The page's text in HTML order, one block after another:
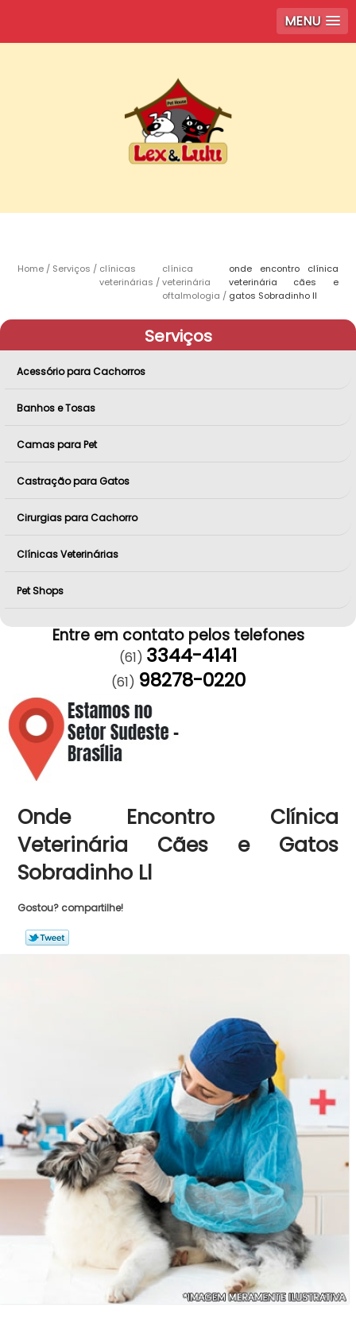
MENU
Home Serviços
clínicas
veterinárias
clínica
veterinária
oftalmologia
onde encontro clínica
veterinária cães e
gatos Sobradinho ll
Serviços
Acessório para Cachorros
Banhos e Tosas
Camas para Pet
Castração para Gatos
Cirurgias para Cachorro
Clínicas Veterinárias
Pet Shops
Entre em contato pelos telefones
(61) 3344-4141
(61) 98278-0220
Onde Encontro Clínica
Veterinária Cães e Gatos
Sobradinho Ll
Gostou? compartilhe!